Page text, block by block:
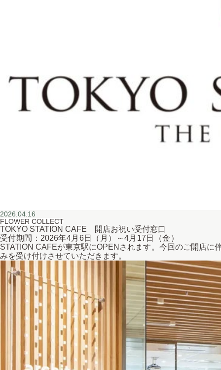
2026.04.16
FLOWER COLLECT
TOKYO STATION CAFE 開店お祝い受付窓口
受付期間：2026年4月6日（月）～4月
STATION CAFEが東京駅にOPENされます。今回のご開店
みを受け付けさせていただきます。